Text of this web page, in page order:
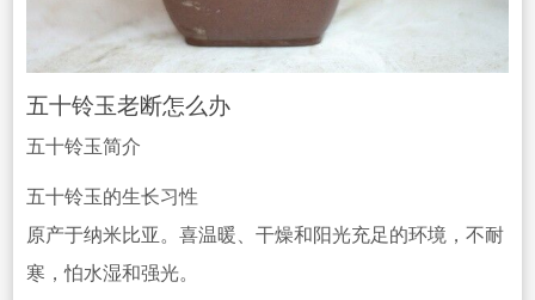
五十铃玉老断怎么办
五十铃玉简介
五十铃玉的生长习性
原产于纳米比亚。喜温暖、干燥和阳光充足的环境，不耐
寒，怕水湿和强光。